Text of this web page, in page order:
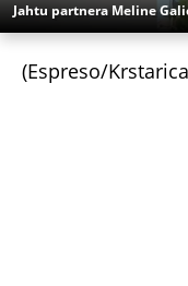
Jahtu partnera Meline
(Espreso/